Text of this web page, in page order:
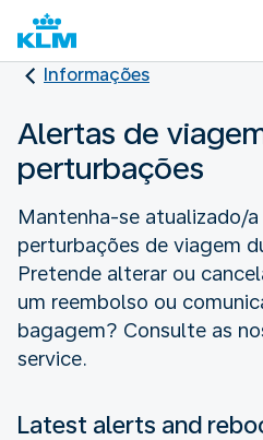
Informações
Alertas de
perturbações
Mantenha-se atualizado/
perturbações de viagem
Pretende alterar ou
um reembolso ou
bagagem? Consulte as
service.
Latest alerts and